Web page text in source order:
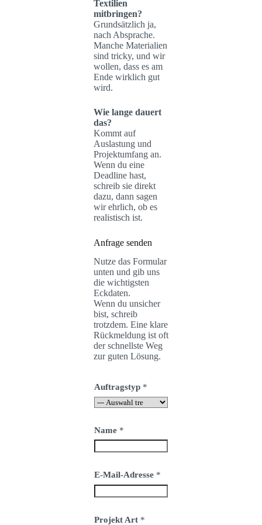
Textilien
mitbringen?
Grundsätzlich ja,
nach Absprache.
Manche Materialien
sind tricky, und wir
wollen, dass es am
Ende wirklich gut
wird.
Wie lange dauert
das?
Kommt auf
Auslastung und
Projektumfang an.
Wenn du eine
Deadline hast,
schreib sie direkt
dazu, dann sagen
wir ehrlich, ob es
realistisch ist.
Anfrage senden
Nutze das Formular
unten und gib uns
die wichtigsten
Eckdaten.
Wenn du unsicher
bist, schreib
trotzdem. Eine klare
Rückmeldung ist oft
der schnellste Weg
zur guten Lösung.
Auftragstyp *
Name *
E-Mail-Adresse *
Projekt Art *